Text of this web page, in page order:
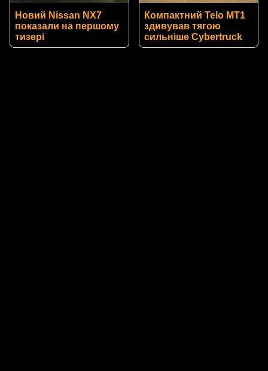
Новий Nissan NX7
показали на першому
тизері
Компактний Telo MT1
здивував тягою
сильніше Cybertruck